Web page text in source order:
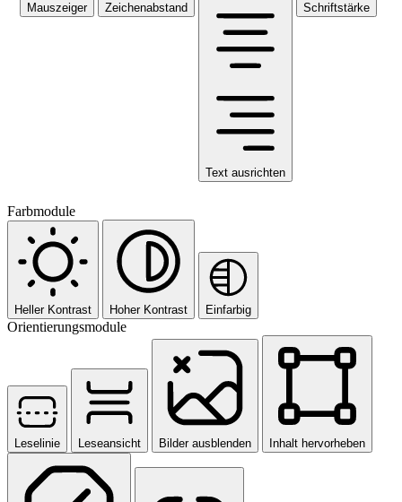
Mauszeiger Zeichenabstand
Text ausrichten
Schriftstärke
Farbmodule
Heller Kontrast Hoher Kontrast Einfarbig
Orientierungsmodule
Leselinie Leseansicht Bilder ausblenden Inhalt hervorheben